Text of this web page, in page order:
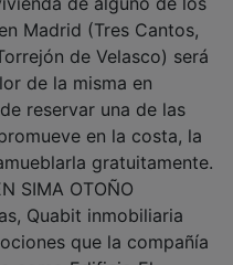
Madrid (Tres Cantos,
de Velasco) será
de la misma en
reservar una de las
en la costa, la
gratuitamente.
SIMA OTOÑO
Quabit inmobiliaria
que la compañía
como Edificio El